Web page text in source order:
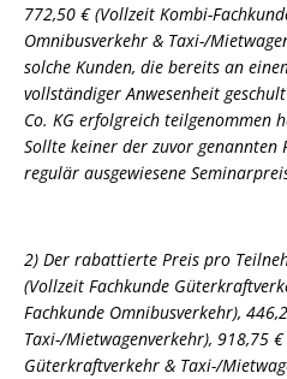
772,50 € (Vollzeit Kombi-
Omnibusverkehr & Taxi-/
solche Kunden, die bereits an
vollständiger Anwesenheit
Co. KG erfolgreich teilgenommen
Sollte keiner der zuvor
regulär ausgewiesene
2) Der rabattierte Preis pro
(Vollzeit Fachkunde
Fachkunde Omnibusverkehr),
Taxi-/Mietwagenverkehr), 918,75
Güterkraftverkehr & Taxi-/